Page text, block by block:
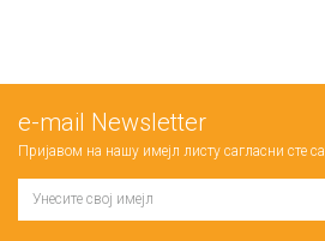
е-mail Newsletter
Пријавом на нашу имејл листу сагласни сте са